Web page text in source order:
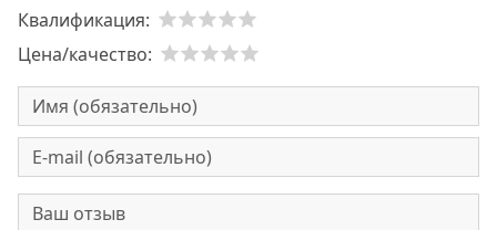
Квалификация:
Цена/качество: